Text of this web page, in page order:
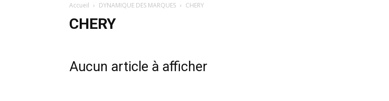
Accueil DYNAMIQUE DES MARQUES CHERY
CHERY
Aucun article à afficher